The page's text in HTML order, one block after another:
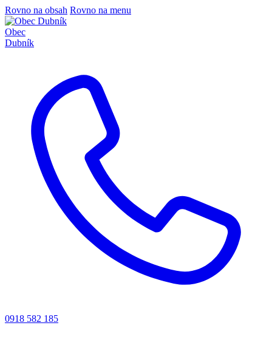
Rovno na obsah Rovno na menu
Obec
Dubník
0918 582 185